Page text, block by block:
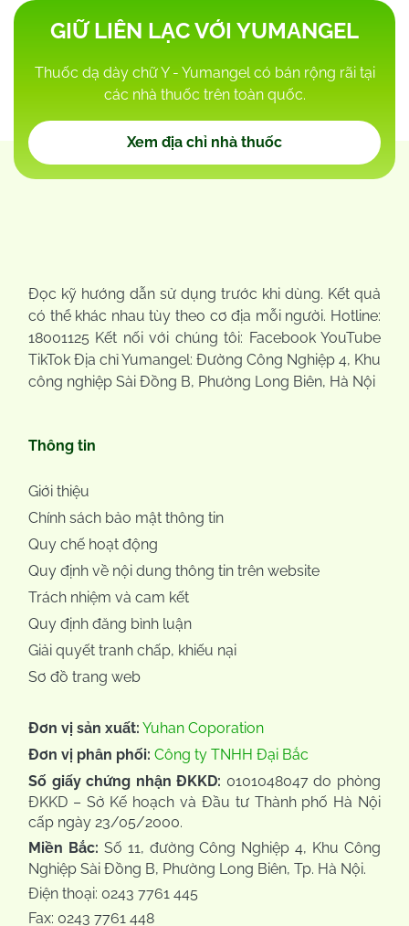
GIỮ LIÊN LẠC VỚI YUMANGEL
Thuốc dạ dày chữ Y - Yumangel có bán rộng rãi tại
các nhà thuốc trên toàn quốc.
Xem địa chỉ nhà thuốc
Đọc kỹ hướng dẫn sử dụng trước khi dùng. Kết quả
có thể khác nhau tùy theo cơ địa mỗi người. Hotline:
18001125 Kết nối với chúng tôi: Facebook YouTube
TikTok Địa chỉ Yumangel: Đường Công Nghiệp 4, Khu
công nghiệp Sài Đồng B, Phường Long Biên, Hà Nội
Thông tin
Giới thiệu
Chính sách bảo mật thông tin
Quy chế hoạt động
Quy định về nội dung thông tin trên website
Trách nhiệm và cam kết
Quy định đăng bình luận
Giải quyết tranh chấp, khiếu nại
Sơ đồ trang web
Đơn vị sản xuất: Yuhan Coporation
Đơn vị phân phối: Công ty TNHH Đại Bắc
Số giấy chứng nhận ĐKKD: 0101048047 do phòng
ĐKKD – Sở Kế hoạch và Đầu tư Thành phố Hà Nội
cấp ngày 23/05/2000.
Miền Bắc: Số 11, đường Công Nghiệp 4, Khu Công
Nghiệp Sài Đồng B, Phường Long Biên, Tp. Hà Nội.
Điện thoại: 0243 7761 445
Fax: 0243 7761 448